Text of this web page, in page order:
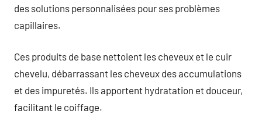
des solutions personnalisées pour ses problèmes
capillaires.
Ces produits de base nettoient les cheveux et le cuir
chevelu, débarrassant les cheveux des accumulations
et des impuretés. Ils apportent hydratation et douceur,
facilitant le coiffage.